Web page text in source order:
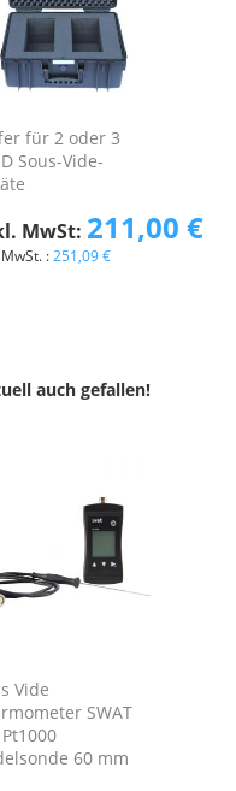
für 2 oder 3
Sous-Vide-
251,09 €
211,00 €
auch gefallen!
Vide
SWAT
60 mm